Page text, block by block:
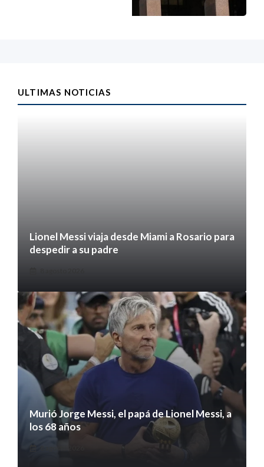
ULTIMAS NOTICIAS
Lionel Messi viaja desde Miami a Rosario para
despedir a su padre
Murió Jorge Messi, el papá de Lionel Messi, a
los 68 años